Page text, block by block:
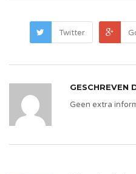
Twitter
GESCHREVEN
Geen extra